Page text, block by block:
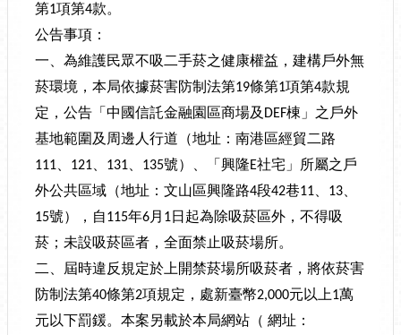
第1項第4款。
公告事項：
一、為維護民眾不吸二手菸之健康權益，建構戶外無
菸環境，本局依據菸害防制法第19條第1項第4款規
定，公告「中國信託金融園區商場及 DEF棟」之戶外
基地範圍及周邊人行道（地址：南港區經貿二路
111 121 131 135號）、「興隆E社宅」所屬之戶
外公共區域（地址：文山區興隆路4段42巷11 13
15號），自115年6月 1日起為除吸菸區外，不得吸
菸；未設吸菸區者，全面禁止吸菸場所。
二、屆時違反規定於上開禁菸場所吸菸者，將依菸害
防制法第40條第2項規定，處新臺幣2,000元以上1萬
元以下罰鍰。本案另載於本局網站（ 網址：